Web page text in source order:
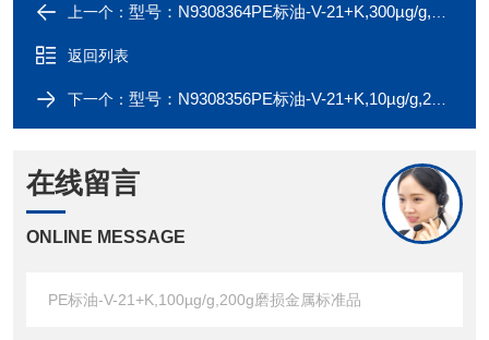
上一个： 型号：N9308364PE标油-V-21+K,300µg/g,200g磨损金属标准品
返回列表
下一个： 型号：N9308356PE标油-V-21+K,10µg/g,200g磨损金属标准品
在线留言
ONLINE MESSAGE